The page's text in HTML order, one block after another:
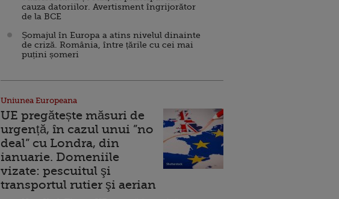
cauza datoriilor. Avertisment îngrijorător
de la BCE
Șomajul în Europa a atins nivelul dinainte
de criză. România, între țările cu cei mai
puțini șomeri
Uniunea Europeana
UE pregătește măsuri de
urgență, în cazul unui ”no
deal” cu Londra, din
ianuarie. Domeniile
vizate: pescuitul şi
transportul rutier şi aerian